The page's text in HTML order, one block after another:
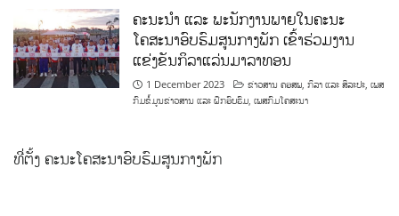
ຄະນະນຳ ແລະ ພະນັກງານພາຍໃນຄະນະ
ໂຄສະນາອົບຮົມສູນກາງພັກ ເຂົ້າຮ່ວມງານ
ແຂ່ງຂັນກິລາແລ່ນມາລາທອນ
1 December 2023 ຂ່າວສານ ຄອສພ ,ກິລາ ແລະ ສິລະປະ ,ເພສ
ກົມຂໍ້ມູນຂ່າວສານ ແລະ ຝຶກອົບຮົມ ,ເພສກົມໂຄສະນາ
ທີ່ຕັ້ງ ຄະນະໂຄສະນາອົບຮົມສູນກາງພັກ